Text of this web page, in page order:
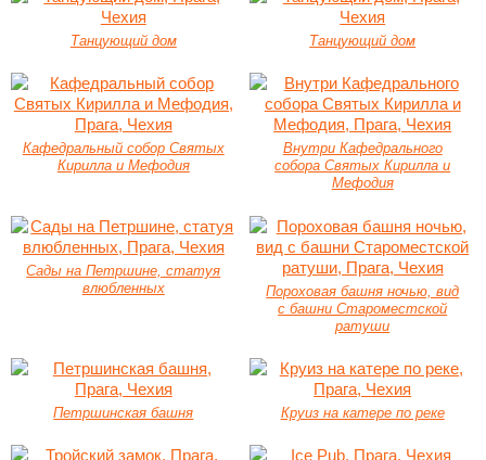
Танцующий дом Танцующий дом
Кафедральный собор Святых
Кирилла и Мефодия
Внутри Кафедрального
собора Святых Кирилла и
Мефодия
Сады на Петршине, статуя
влюбленных
Пороховая башня ночью, вид
с башни Староместской
ратуши
Петршинская башня Круиз на катере по реке